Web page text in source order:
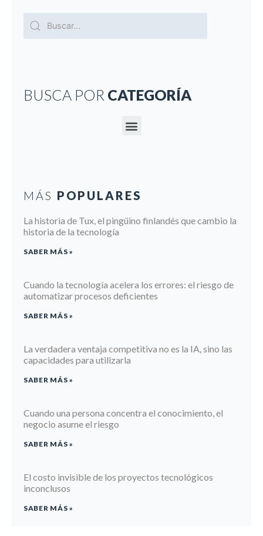
BUSCA POR CATEGORÍA
MÁS POPULARES
La historia de Tux, el pingüino finlandés que cambio la
historia de la tecnología
SABER MÁS »
Cuando la tecnología acelera los errores: el riesgo de
automatizar procesos deficientes
SABER MÁS »
La verdadera ventaja competitiva no es la IA, sino las
capacidades para utilizarla
SABER MÁS »
Cuando una persona concentra el conocimiento, el
negocio asume el riesgo
SABER MÁS »
El costo invisible de los proyectos tecnológicos
inconclusos
SABER MÁS »